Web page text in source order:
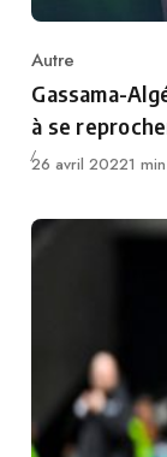
Category
Autre
Gassama-
à se
Publié
26 avril 20221